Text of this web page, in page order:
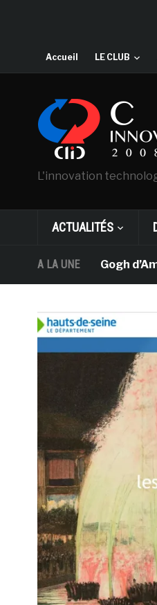
Accueil LE CLUB
L'innovation
ACTUALITÉS
A LA UNE
Van Gogh